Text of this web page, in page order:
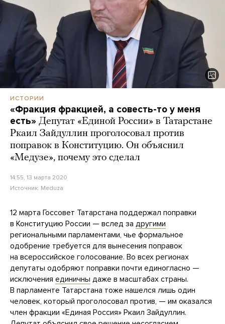
ИСТОРИИ
«Фракция фракцией, а совесть-то у меня
есть» Депутат «Единой России» в Татарстане
Ркаил Зайдуллин проголосовал против
поправок в Конституцию. Он объяснил
«Медузе», почему это сделал
14:55, 13 марта 2020
Источник: Meduza
12 марта Госсовет Татарстана поддержал поправки
в Конституцию России — вслед за другими
региональными парламентами, чье формальное
одобрение требуется для вынесения поправок
на всероссийское голосование. Во всех регионах
депутаты одобряют поправки почти единогласно —
исключения единичны даже в масштабах страны.
В парламенте Татарстана тоже нашелся лишь один
человек, который проголосовал против, — им оказался
член фракции «Единая Россия» Ркаил Зайдуллин.